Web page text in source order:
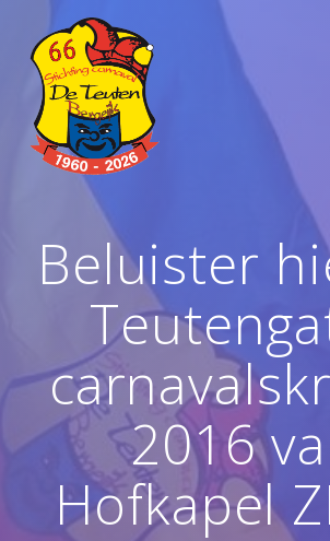
inhoud
Beluister
2016
Hofkapel